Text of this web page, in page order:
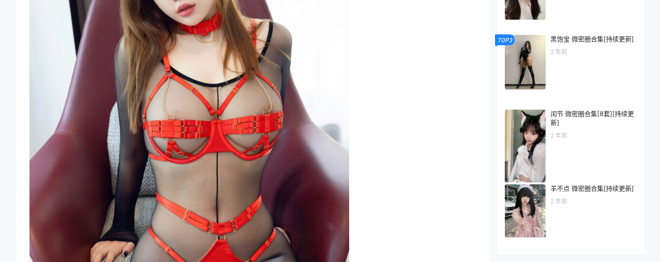
TOP3 黑饱宝 微密圈合集[持续更新]
2 年前
闰节 微密圈合集[8套][持续更
新]
2 年前
羊不点 微密圈合集[持续更新]
2 年前